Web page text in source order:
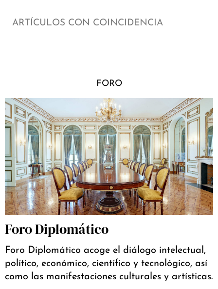
ARTÍCULOS CON COINCIDENCIA
FORO
Foro Diplomático
Foro Diplomático acoge el diálogo intelectual,
político, económico, científico y tecnológico, así
como las manifestaciones culturales y artísticas.